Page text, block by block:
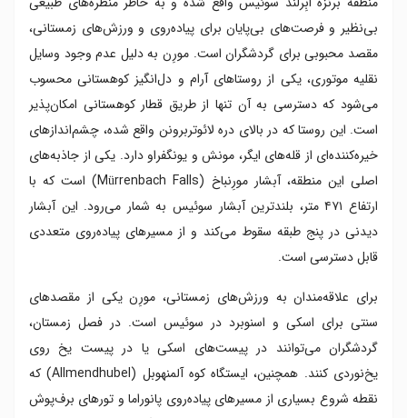
بی‌نظیر و فرصت‌های بی‌پایان برای پیاده‌روی و ورزش‌های زمستانی،
مقصد محبوبی برای گردشگران است. مورِن به دلیل عدم وجود وسایل
نقلیه موتوری، یکی از روستاهای آرام و دل‌انگیز کوهستانی محسوب
می‌شود که دسترسی به آن تنها از طریق قطار کوهستانی امکان‌پذیر
است. این روستا که در بالای دره لائوتربرونن واقع شده، چشم‌اندازهای
خیره‌کننده‌ای از قله‌های ایگر، مونش و یونگفراو دارد. یکی از جاذبه‌های
اصلی این منطقه، آبشار مورِنباخ (Mürrenbach Falls) است که با
ارتفاع ۴۷۱ متر، بلندترین آبشار سوئیس به شمار می‌رود. این آبشار
دیدنی در پنج طبقه سقوط می‌کند و از مسیرهای پیاده‌روی متعددی
قابل دسترسی است.
برای علاقه‌مندان به ورزش‌های زمستانی، مورِن یکی از مقصدهای
سنتی برای اسکی و اسنوبرد در سوئیس است. در فصل زمستان،
گردشگران می‌توانند در پیست‌های اسکی یا در پیست یخ روی
یخ‌نوردی کنند. همچنین، ایستگاه کوه آلمنهوبل (Allmendhubel) که
نقطه شروع بسیاری از مسیرهای پیاده‌روی پانوراما و تورهای برف‌پوش